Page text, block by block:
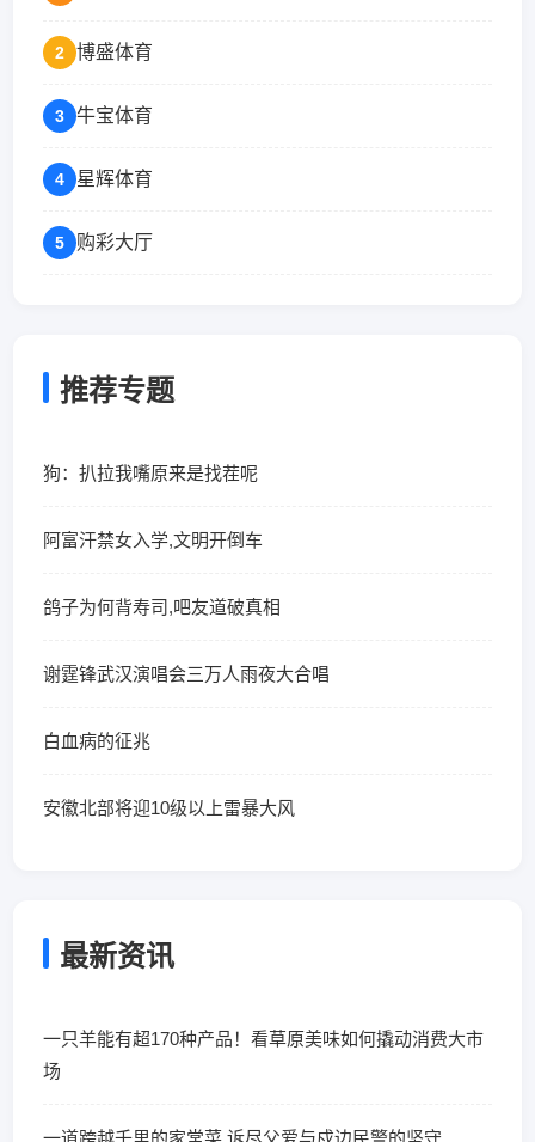
2 博盛体育
3 牛宝体育
4 星辉体育
5 购彩大厅
推荐专题
狗：扒拉我嘴原来是找茬呢
阿富汗禁女入学,文明开倒车
鸽子为何背寿司,吧友道破真相
谢霆锋武汉演唱会三万人雨夜大合唱
白血病的征兆
安徽北部将迎10级以上雷暴大风
最新资讯
一只羊能有超170种产品！看草原美味如何撬动消费大市
场
一道跨越千里的家常菜 诉尽父爱与戍边民警的坚守